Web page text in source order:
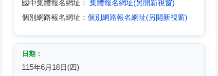
國中集體報名網址： 集體報名網址(另開新視窗)
個別網路報名網址： 個別網路報名網址(另開新視窗)
115年6月18日(四)